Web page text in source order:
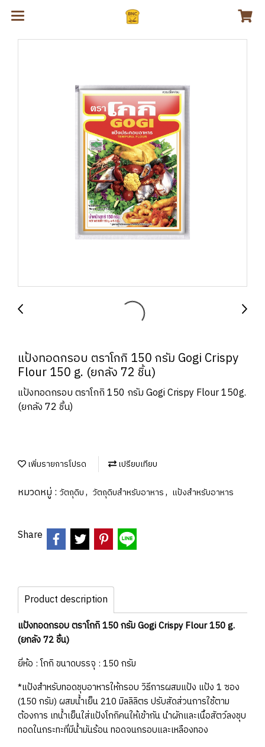
แป้งทอดกรอบ ตราโกกิ 150 กรัม Gogi Crispy
Flour 150 g. (ยกลัง 72 ชิ้น)
แป้งทอดกรอบ ตราโกกิ 150 กรัม Gogi Crispy Flour 150g.
(ยกลัง 72 ชิ้น)
เพิ่มรายการโปรด เปรียบเทียบ
หมวดหมู่ : วัตถุดิบ, วัตถุดิบสำหรับอาหาร, แป้งสำหรับอาหาร
Share
Product description
แป้งทอดกรอบ ตราโกกิ 150 กรัม Gogi Crispy Flour 150 g.
(ยกลัง 72 ชิ้น)
ยี่ห้อ : โกกิ ขนาดบรรจุ : 150 กรัม
*แป้งสำหรับทอดชุบอาหารให้กรอบ วิธีการผสมแป้ง แป้ง 1 ซอง
(150 กรัม) ผสมน้ำเย็น 210 มิลลิลิตร ปรับสัดส่วนการใช้ตาม
ต้องการ เทน้ำเย็นใส่แป้งโกกิคนให้เข้ากัน นำผักและเนื้อสัตว์ลงชุบ
ทอดในกระทะที่มีน้ำมันร้อน ทอดจนกรอบและเหลืองทอง